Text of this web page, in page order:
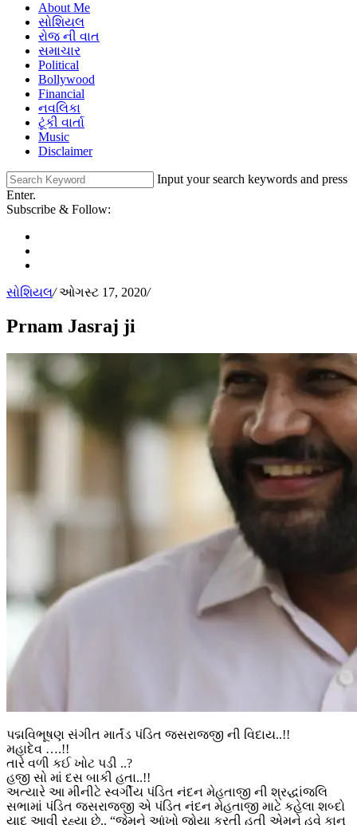
About Me
સોશિયલ
રોજ ની વાત
સમાચાર
Political
Bollywood
Financial
નવલિકા
ટૂંકી વાર્તા
Music
Disclaimer
Input your search keywords and press
Enter.
Subscribe & Follow:
સોશિયલ/ઓગસ્ટ 17, 2020/
Prnam Jasraj ji
પદ્મવિભૂષણ સંગીત માર્તંડ પંડિત જસરાજજી ની વિદાય..!!
મહાદેવ ….!!
તારે વળી કઈ ખોટ પડી ..?
હજી સો માં દસ બાકી હતા..!!
અત્યારે આ મીનીટે સ્વર્ગીય પંડિત નંદન મેહતાજી ની શ્રદ્ધાંજલિ
સભામાં પંડિત જસરાજજી એ પંડિત નંદન મેહતાજી માટે કહેલા શબ્દો
યાદ આવી રહ્યા છે.. “જેમને આંખો જોયા કરતી હતી એમને હવે કાન